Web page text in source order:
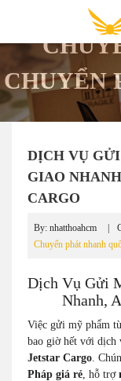
CHUYỂN
DỊCH VỤ
GIAO
CARGO
By: nhatthoahcm
Chuyển phát nhanh
Dịch Vụ Gửi
Nhanh,
Việc gửi mỹ phẩm
bao giờ hết với dịch
Jetstar Cargo.
Pháp giá rẻ, hỗ trợ